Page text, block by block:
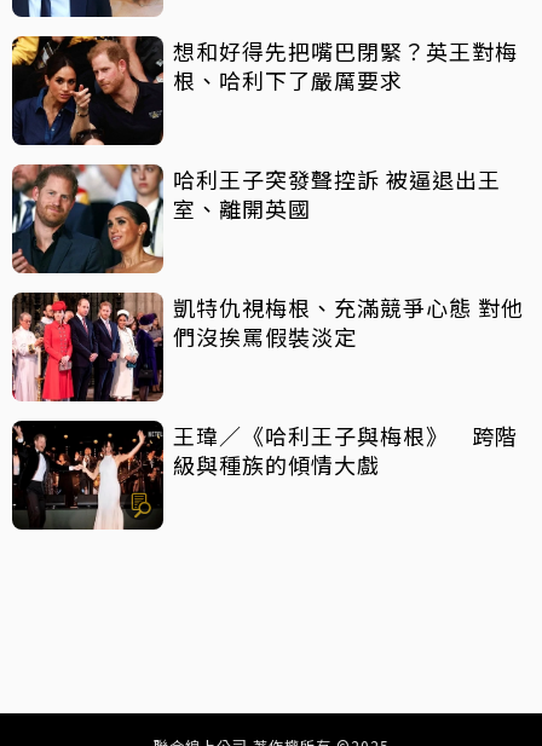
想和好得先把嘴巴閉緊？英王對梅
根、哈利下了嚴厲要求
哈利王子突發聲控訴 被逼退出王
室、離開英國
凱特仇視梅根、充滿競爭心態 對他
們沒挨罵假裝淡定
王瑋／《哈利王子與梅根》 跨階
級與種族的傾情大戲